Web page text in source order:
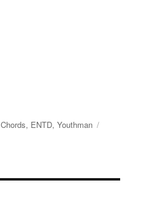
Tags
Chords, ENTD,Youthman